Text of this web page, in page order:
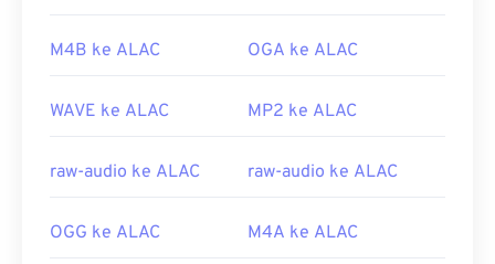
iOS , Google Android , dan Windows
Dikembangkan oleh:
Microsoft
Tautan yang berguna:
M4B ke ALAC OGA ke ALAC
WAVE ke ALAC MP2 ke ALAC
raw-audio ke ALAC raw-audio ke ALAC
OGG ke ALAC M4A ke ALAC